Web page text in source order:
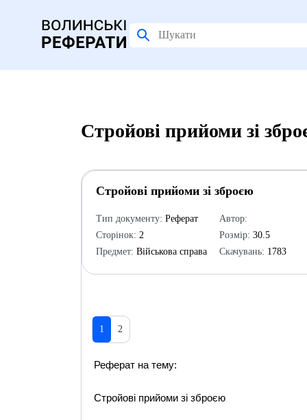
Стройові прийоми зі
Стройові прийоми зі зброєю
Тип документу: Реферат
Сторінок: 2
Предмет: Військова справа
Автор:
Розмір: 30.5
Скачувань: 1783
1 2
Реферат на тему:
Стройові прийоми зі зброєю